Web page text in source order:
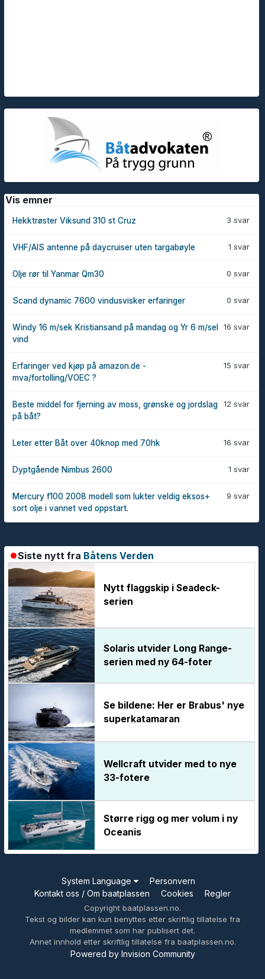
Vis emner
3 svar
Hekktrøster Viksund 310 st Cruz
1 svar
VHF/AIS antenne på daycruiser uten targabøyle
0 svar
Olje rør til Yanmar Qm30
0 svar
Scand dynamic 7600 vindusvisker erfaringer
16 svar
Windy 16 m/sek Kristiansand på mandag og Yr 6 m/sel
vind
15 svar
Erfaringer ved kjøp på amazon.de -
mva/fortolling/VOEC ?
12 svar
Beste middel for fjerning av moss, grønske og jordslag
på båt?
16 svar
Leter etter Båt over 40knop med 70hk
1 svar
Dyptgående Nimbus 2600
9 svar
Mercury f100 2008 modell som lukter veldig eksos+
sort olje i vannet ved oppstart.
Siste nytt fra Båtens Verden
Nytt flaggskip i Seadeck-
serien
Solaris utvider Long Range-
serien med ny 64-foter
Se bildene: Her er Brabus' nye
superkatamaran
Wellcraft utvider med to nye
33-fotere
Større rigg og mer volum i ny
Oceanis
System Language
Personvern
Kontakt oss / Om baatplassen
Cookies Regler
Copyright baatplassen.no.
Tekst og bilder kan kun benyttes etter skriftlig tillatelse fra
medlemmet som har publisert det.
Annet innhold etter skriftlig tillatelse fra baatplassen.no.
Powered by Invision Community